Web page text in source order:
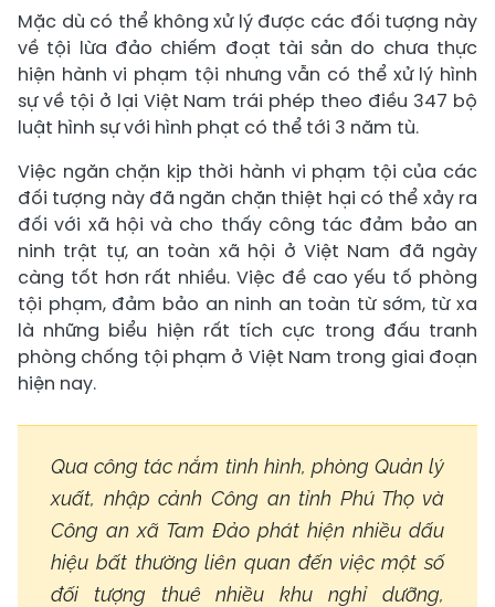
Mặc dù có thể không xử lý được các đối tượng này
về tội lừa đảo chiếm đoạt tài sản do chưa thực
hiện hành vi phạm tội nhưng vẫn có thể xử lý hình
sự về tội ở lại Việt Nam trái phép theo điều 347 bộ
luật hình sự với hình phạt có thể tới 3 năm tù.
Việc ngăn chặn kịp thời hành vi phạm tội của các
đối tượng này đã ngăn chặn thiệt hại có thể xảy ra
đối với xã hội và cho thấy công tác đảm bảo an
ninh trật tự, an toàn xã hội ở Việt Nam đã ngày
càng tốt hơn rất nhiều. Việc đề cao yếu tố phòng
tội phạm, đảm bảo an ninh an toàn từ sớm, từ xa
là những biểu hiện rất tích cực trong đấu tranh
phòng chống tội phạm ở Việt Nam trong giai đoạn
hiện nay.
Qua công tác nắm tình hình, phòng Quản lý
xuất, nhập cảnh Công an tỉnh Phú Thọ và
Công an xã Tam Đảo phát hiện nhiều dấu
hiệu bất thường liên quan đến việc một số
đối tượng thuê nhiều khu nghỉ dưỡng,